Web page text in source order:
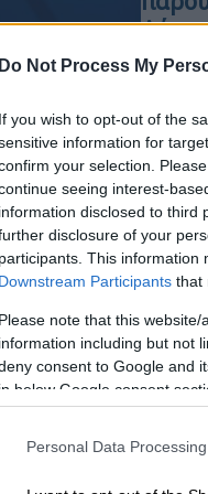
Do Not Process My
If you wish to opt-out of the
information for
your selection.
seeing interest-
information disclosed to third
disclosure of your
participants. This information
Downstream Participants that
Please note that this
information including but not
consent to Google and
in below Google consent
Personal Data
στην
Η
ICE
στη
μέρος